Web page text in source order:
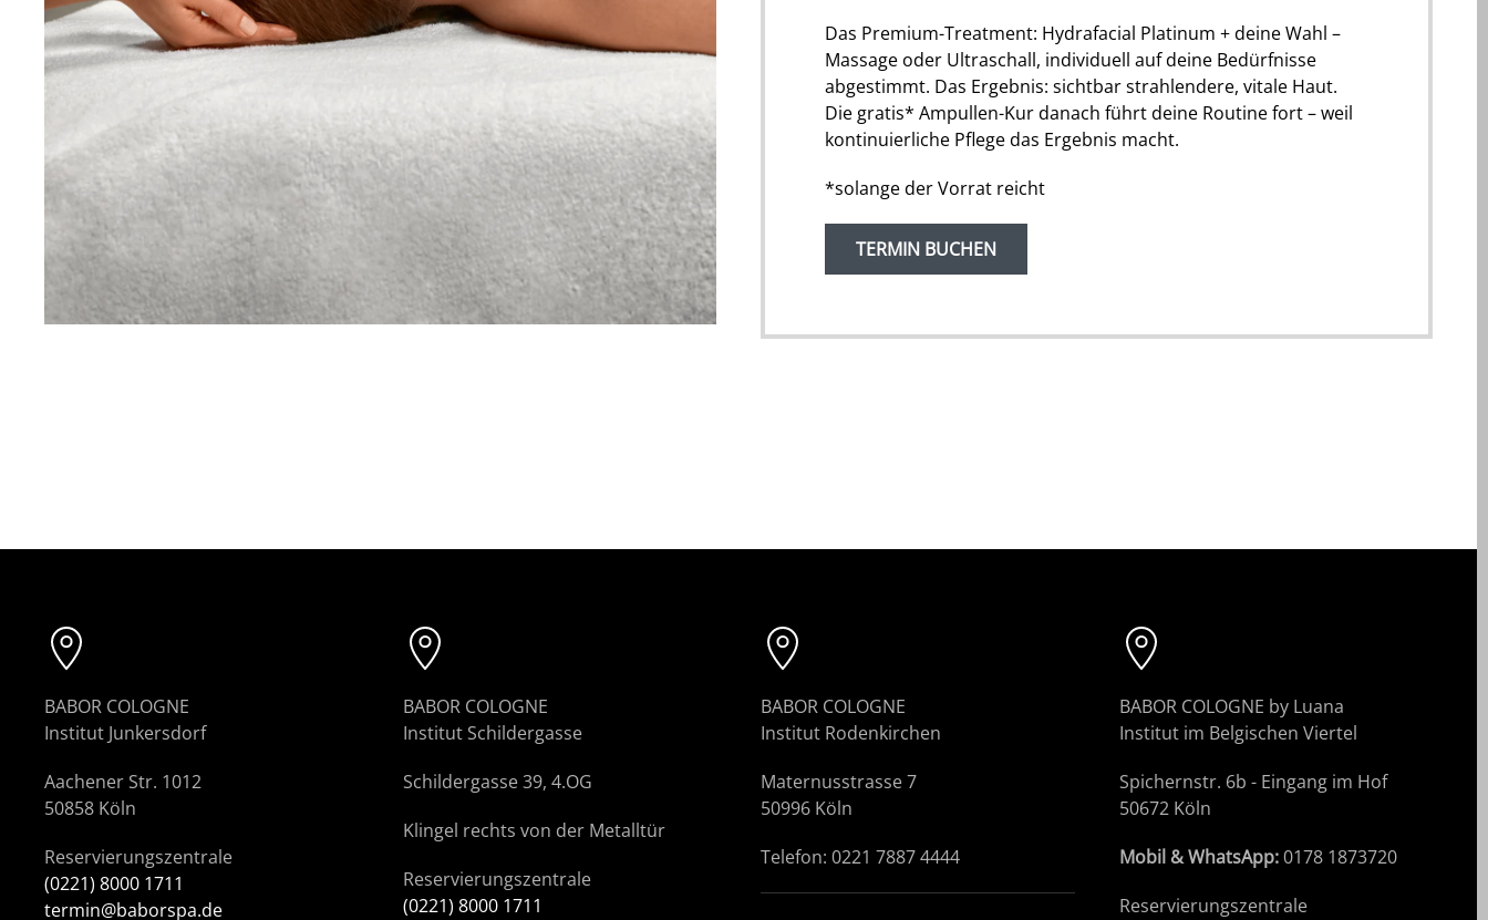
Das Premium-Treatment: Hydrafacial Platinum + deine Wahl –
Massage oder Ultraschall, individuell auf deine Bedürfnisse
abgestimmt. Das Ergebnis: sichtbar strahlendere, vitale Haut.
Die gratis* Ampullen-Kur danach führt deine Routine fort – weil
kontinuierliche Pflege das Ergebnis macht.
*solange der Vorrat reicht
TERMIN BUCHEN
BABOR COLOGNE
Institut Junkersdorf
Aachener Str. 1012
50858 Köln
Reservierungszentrale
(0221) 8000 1711
termin@baborspa.de
BABOR COLOGNE
Institut Schildergasse
Schildergasse 39, 4.OG
Klingel rechts von der Metalltür
Reservierungszentrale
(0221) 8000 1711
BABOR COLOGNE
Institut Rodenkirchen
Maternusstrasse 7
50996 Köln
Telefon: 0221 7887 4444
BABOR COLOGNE by Luana
Institut im Belgischen Viertel
Spichernstr. 6b - Eingang im Hof
50672 Köln
Mobil & WhatsApp:0178 1873720
Reservierungszentrale